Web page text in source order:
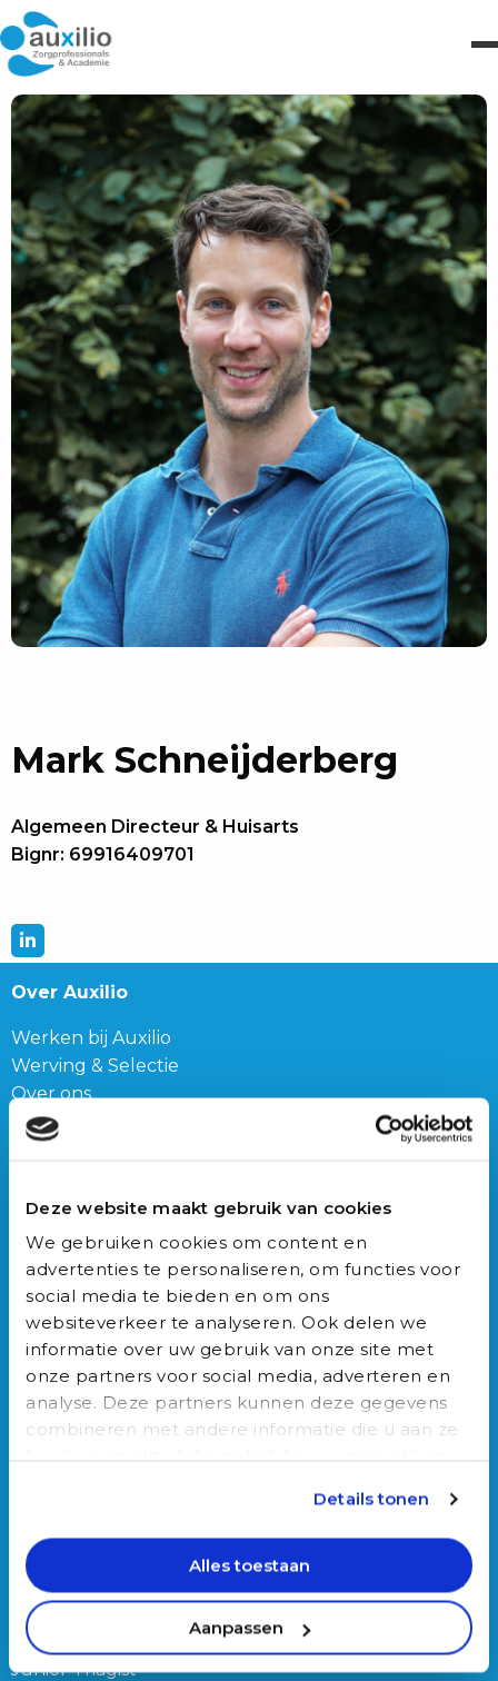
Deze website maakt gebruik van cookies
We gebruiken cookies om content en
advertenties te personaliseren, om functies voor
social media te bieden en om ons
websiteverkeer te analyseren. Ook delen we
informatie over uw gebruik van onze site met
onze partners voor social media, adverteren en
analyse. Deze partners kunnen deze gegevens
combineren met andere informatie die u aan ze
Details tonen
Alles toestaan
Aanpassen
Mark Schneijderberg
Algemeen Directeur & Huisarts
Bignr: 69916409701
Bezoek
het
profiel
van
Mark
Over Auxilio
Werken bij Auxilio
Werving & Selectie
Over ons
Ons team
Blog
Connect
Franz-Lisztplantsoen 210,
3533 JG Utrecht
030-3040022
info@auxilio.nl
Bericht via WhatsApp
Vacatures
Triagist (dag of nacht)
Triage teamleider
Onze bijbanen
Junior Triagist